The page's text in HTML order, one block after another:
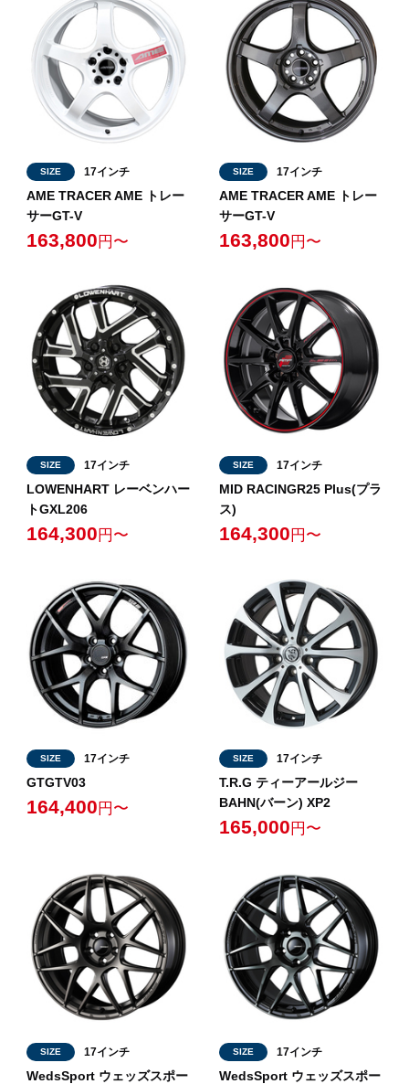
SIZE 17インチ
AME TRACER AME トレー
サーGT-V
163,800 円〜
SIZE 17インチ
AME TRACER AME トレー
サーGT-V
163,800 円〜
SIZE 17インチ
LOWENHART レーベンハー
トGXL206
164,300 円〜
SIZE 17インチ
MID RACINGR25 Plus(プラ
ス)
164,300 円〜
SIZE 17インチ
GTGTV03
164,400 円〜
SIZE 17インチ
T.R.G ティーアールジー
BAHN(バーン) XP2
165,000 円〜
SIZE 17インチ
WedsSport ウェッズスポー
SIZE 17インチ
WedsSport ウェッズスポー